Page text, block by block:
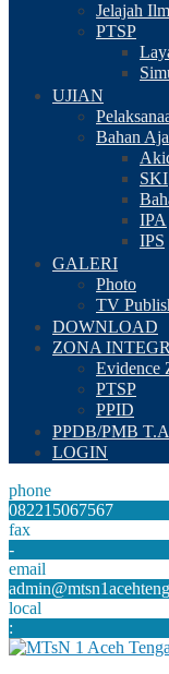
Jelajah
PTSP
UJIAN
Bahan
SKI
IPA
IPS
GALERI
Photo
TV
DOWNLOAD
ZONA
Evidence
PTSP
PPID
PPDB/PMB
LOGIN
phone
082215067567
fax
-
email
local
: